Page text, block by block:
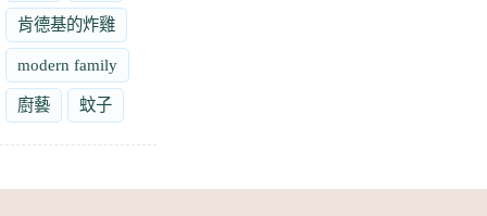
肯德基的炸雞
modern family
廚藝 蚊子